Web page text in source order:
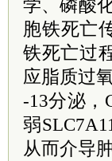
学、磷酸
胞铁死亡
铁死亡过
应脂质过
-13分泌，
弱
从而介导